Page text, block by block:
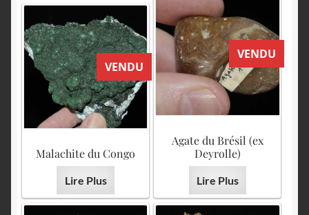
VENDU
Agate du Brésil (ex
Deyrolle)
Lire Plus
VENDU
Malachite du Congo
Lire Plus